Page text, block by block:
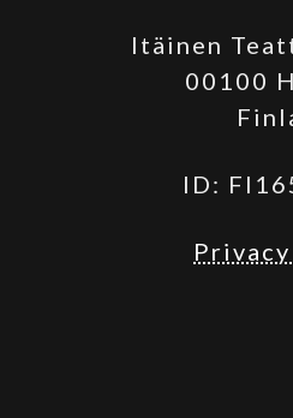
Itäinen
00100
ID: